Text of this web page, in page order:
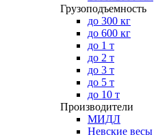
Грузоподъемность
до 300 кг
до 600 кг
до 1 т
до 2 т
до 3 т
до 5 т
до 10 т
Производители
МИДЛ
Невские весы